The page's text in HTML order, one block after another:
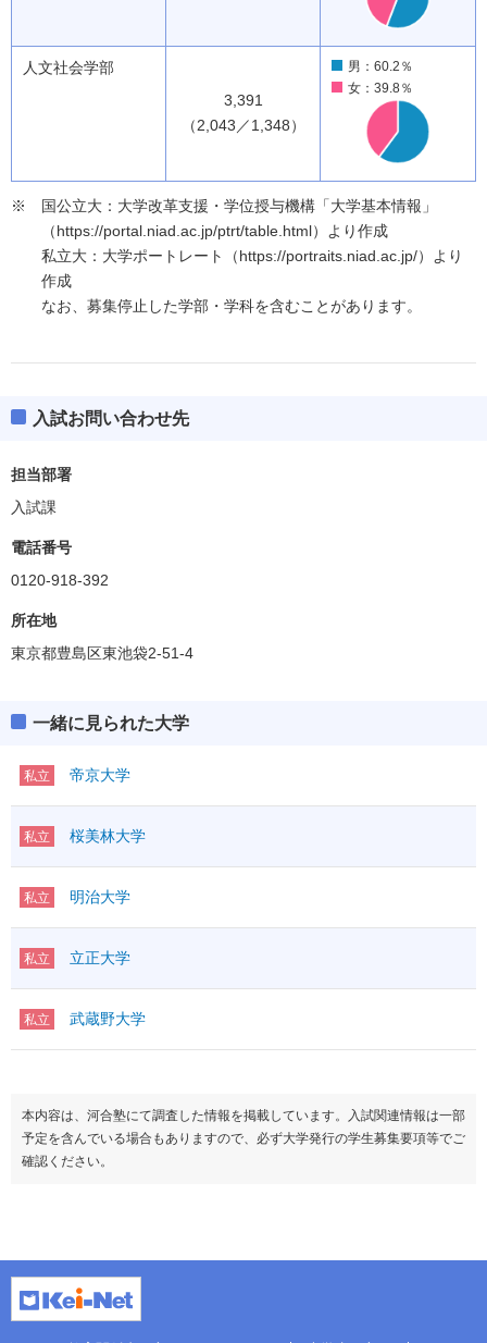
人文社会学部
3,391
（2,043／1,348）
男：60.2％
女：39.8％
国公立大：大学改革支援・学位授与機構「大学基本情報」
（https://portal.niad.ac.jp/ptrt/table.html）より作成
私立大：大学ポートレート（https://portraits.niad.ac.jp/）より
作成
なお、募集停止した学部・学科を含むことがあります。
入試お問い合わせ先
担当部署
入試課
電話番号
0120-918-392
所在地
東京都豊島区東池袋2-51-4
一緒に見られた大学
私立 帝京大学
私立 桜美林大学
私立 明治大学
私立 立正大学
私立 武蔵野大学
本内容は、河合塾にて調査した情報を掲載しています。入試関連情報は一部
予定を含んでいる場合もありますので、必ず大学発行の学生募集要項等でご
確認ください。